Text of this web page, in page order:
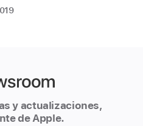
y actualizaciones,
de Apple.